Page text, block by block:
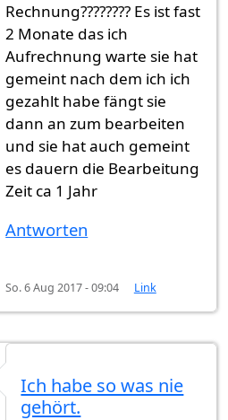
Rechnung???????? Es ist fast
2 Monate das ich
Aufrechnung warte sie hat
gemeint nach dem ich ich
gezahlt habe fängt sie
dann an zum bearbeiten
und sie hat auch gemeint
es dauern die Bearbeitung
Zeit ca 1 Jahr
Antworten
So. 6 Aug 2017 - 09:04 Link
Ich habe so was nie
gehört.